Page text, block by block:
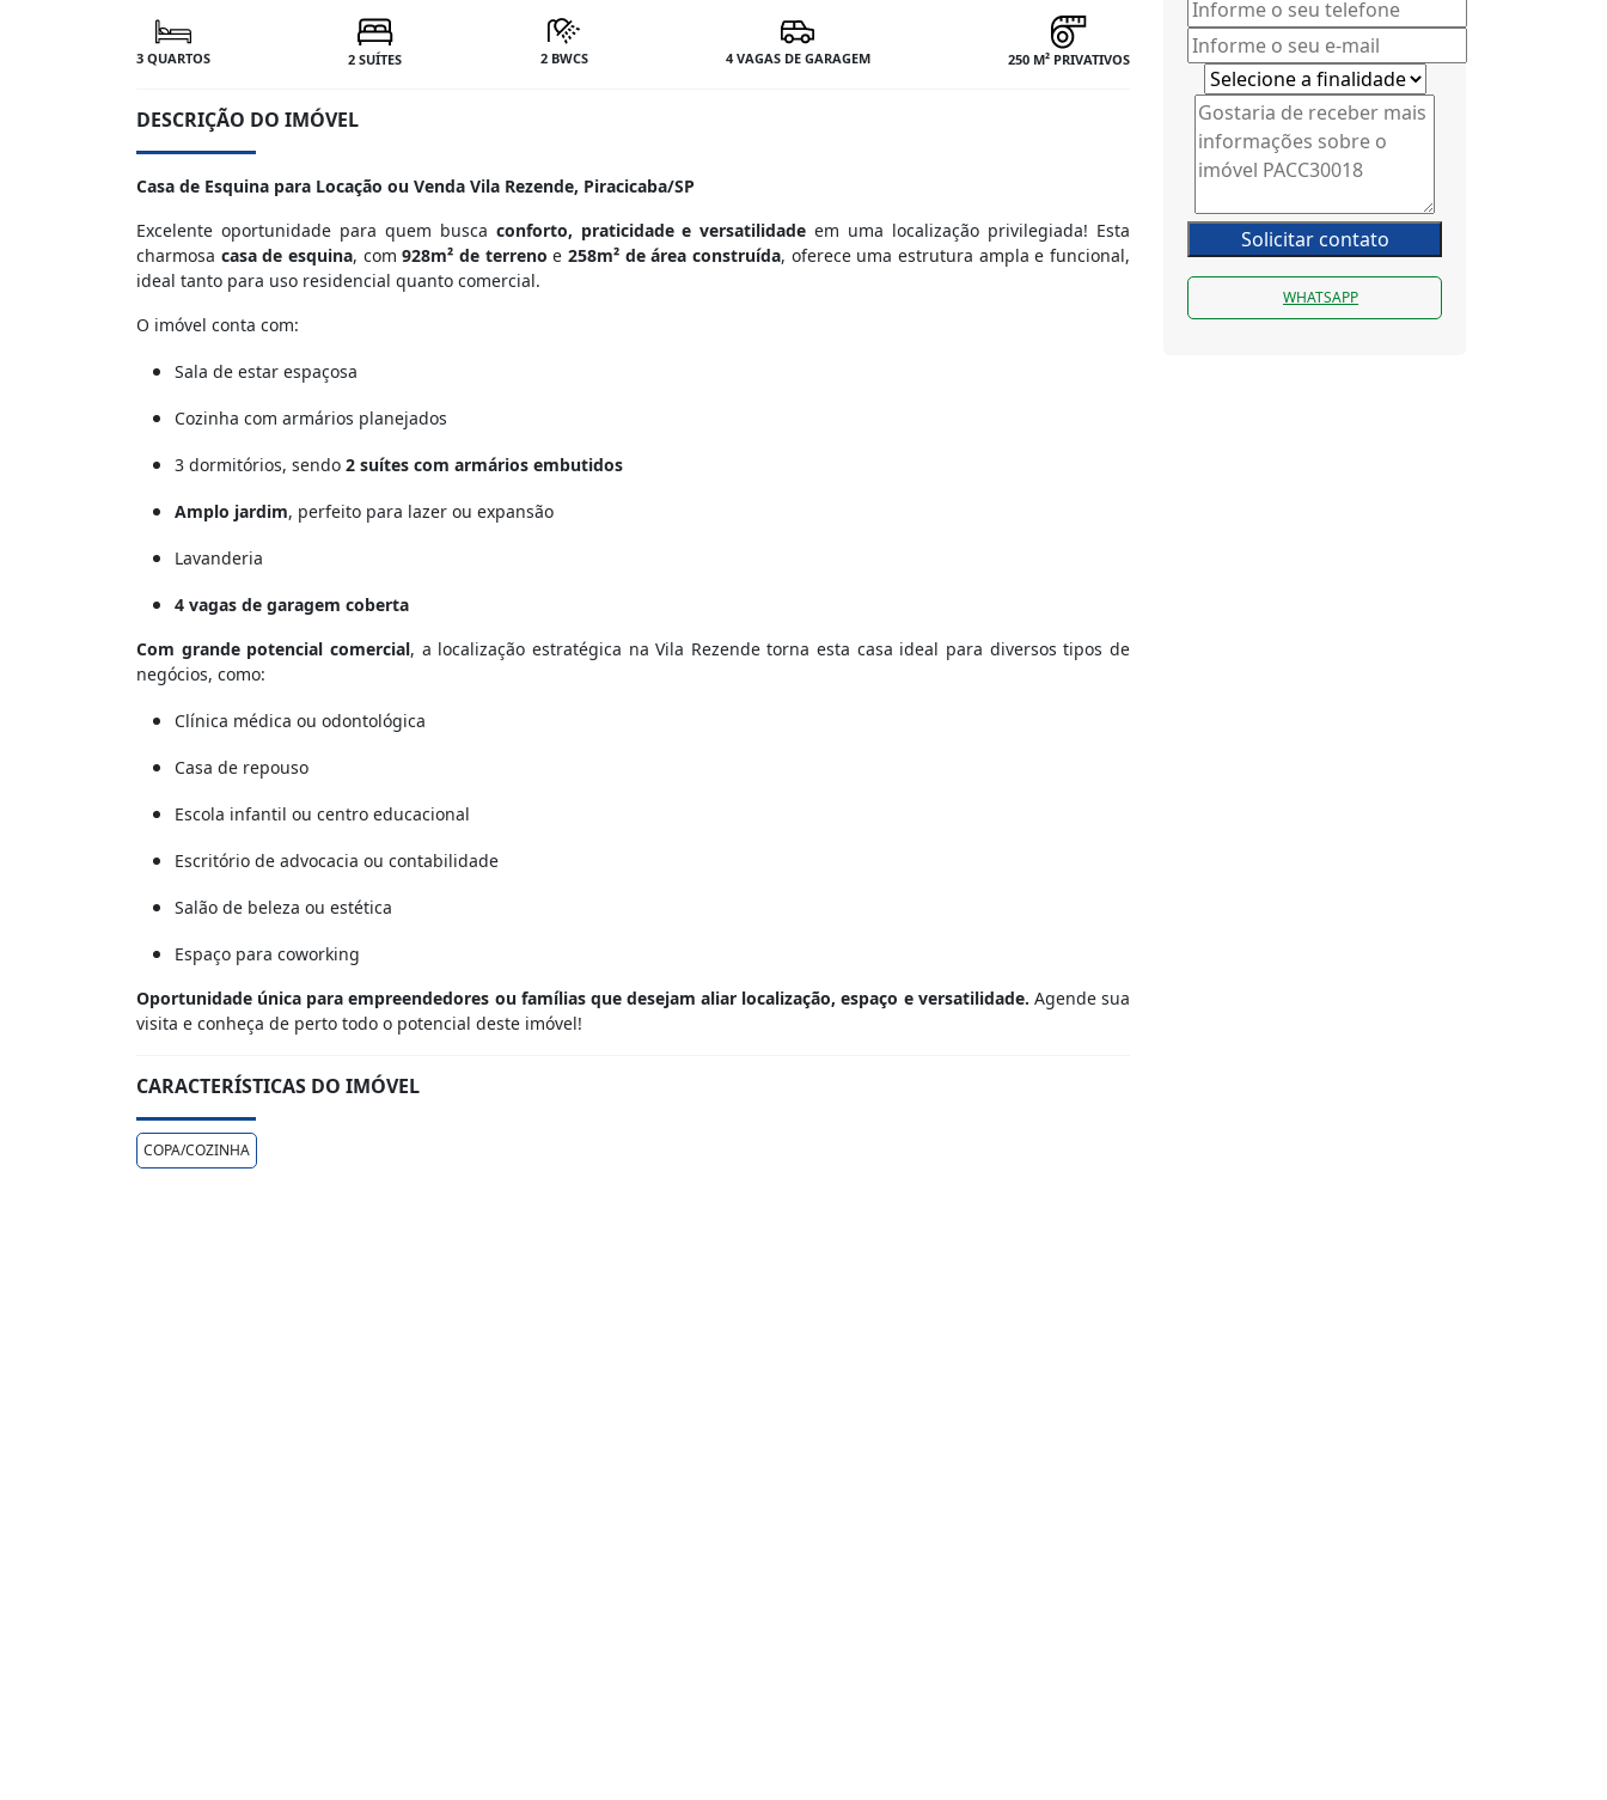
3 QUARTOS 2 SUÍTES 2 BWCS 4 VAGAS DE GARAGEM 250 M² PRIVATIVOS
DESCRIÇÃO DO IMÓVEL
Casa de Esquina para Locação ou Venda Vila Rezende, Piracicaba/SP
Excelente oportunidade para quem busca conforto, praticidade e versatilidade em uma localização privilegiada! Esta
charmosa casa de esquina, com928m² de terreno e258m² de área construída, oferece uma estrutura ampla e funcional,
ideal tanto para uso residencial quanto comercial.
O imóvel conta com:
Sala de estar espaçosa
Cozinha com armários planejados
3 dormitórios, sendo 2 suítes com armários embutidos
Amplo jardim, perfeito para lazer ou expansão
Lavanderia
4 vagas de garagem coberta
Com grande potencial comercial, a localização estratégica na Vila Rezende torna esta casa ideal para diversos tipos de
negócios, como:
Clínica médica ou odontológica
Casa de repouso
Escola infantil ou centro educacional
Escritório de advocacia ou contabilidade
Salão de beleza ou estética
Espaço para coworking
Oportunidade única para empreendedores ou famílias que desejam aliar localização, espaço e versatilidade. Agende sua
visita e conheça de perto todo o potencial deste imóvel!
CARACTERÍSTICAS DO IMÓVEL
COPA/COZINHA
Solicitar contato
WHATSAPP